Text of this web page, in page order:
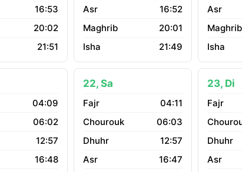
16:53
20:02
21:51
16:52
20:01
21:49
04:09
06:02
12:57
16:48
22, Sa
04:11
06:03
12:57
16:47
23, Di